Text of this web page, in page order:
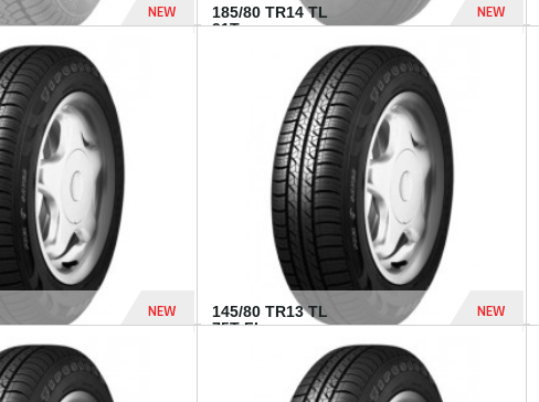
NEW
185/80 TR14 TL
91T...
NEW
448 Dhs
NEW
145/80 TR13 TL
75T FI...
NEW